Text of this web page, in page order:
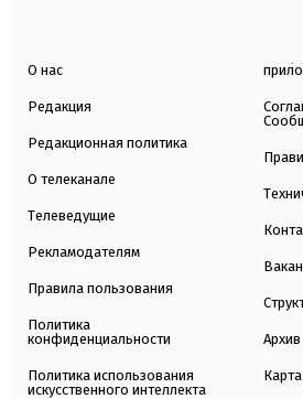
О нас
Редакция
Редакционная политика
О телеканале
Телеведущие
Рекламодателям
Правила пользования
Политика
конфиденциальности
Политика использования
искусственного интеллекта
Архив